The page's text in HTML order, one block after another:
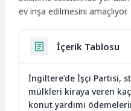
ev inşa edilmesini amaçlıyor.
İçerik Tablosu
İngiltere’de İşçi Partisi,
mülkleri kiraya veren
konut yardımı